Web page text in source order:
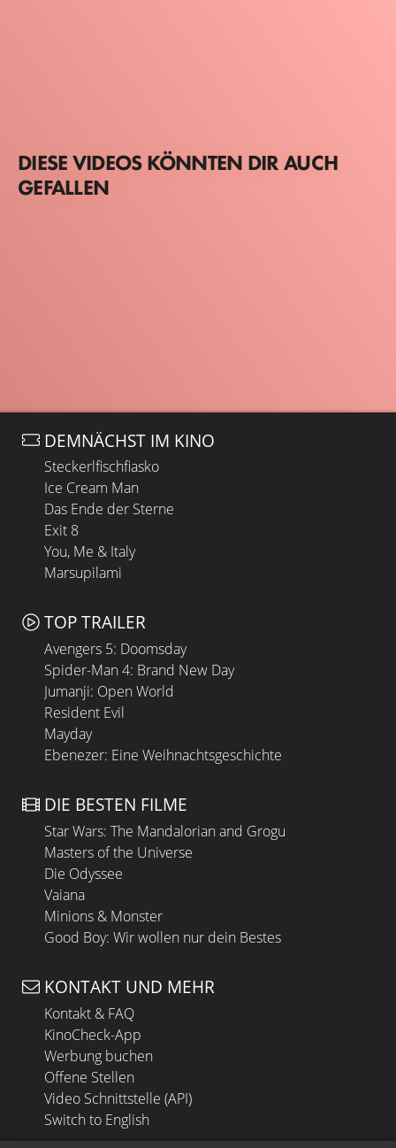
DIESE VIDEOS KÖNNTEN DIR AUCH
GEFALLEN
DEMNÄCHST IM KINO
Steckerlfischfiasko
Ice Cream Man
Das Ende der Sterne
Exit 8
You, Me & Italy
Marsupilami
TOP TRAILER
Avengers 5: Doomsday
Spider-Man 4: Brand New Day
Jumanji: Open World
Resident Evil
Mayday
Ebenezer: Eine Weihnachtsgeschichte
DIE BESTEN FILME
Star Wars: The Mandalorian and Grogu
Masters of the Universe
Die Odyssee
Vaiana
Minions & Monster
Good Boy: Wir wollen nur dein Bestes
KONTAKT UND MEHR
Kontakt & FAQ
KinoCheck-App
Werbung buchen
Offene Stellen
Video Schnittstelle (API)
Switch to English